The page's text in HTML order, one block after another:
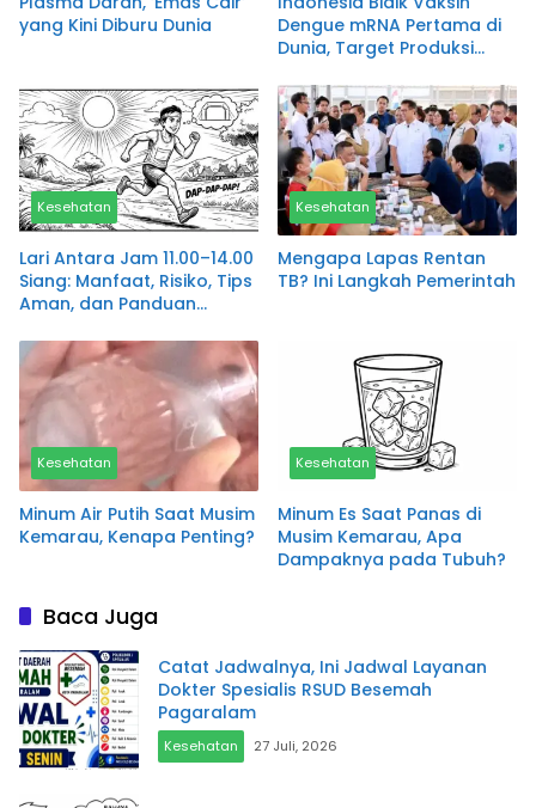
yang Kini Diburu Dunia
Dengue mRNA Pertama di
Dunia, Target Produksi
Kesehatan
Lari Antara Jam 11.00–14.00
Siang: Manfaat, Risiko, Tips
Aman, dan Panduan
Kesehatan
Mengapa Lapas Rentan
TB? Ini Langkah Pemerintah
Kesehatan
Minum Air Putih Saat Musim
Kemarau, Kenapa Penting?
Kesehatan
Minum Es Saat Panas di
Musim Kemarau, Apa
Dampaknya pada Tubuh?
Baca Juga
Catat Jadwalnya, Ini Jadwal Layanan
Dokter Spesialis RSUD Besemah
Pagaralam
Kesehatan 27 Juli, 2026